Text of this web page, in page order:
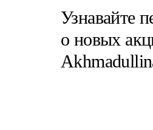
Узнавайте
о новых